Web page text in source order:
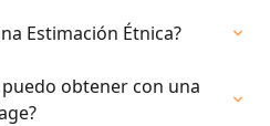
Estimación Étnica?
obtener con una